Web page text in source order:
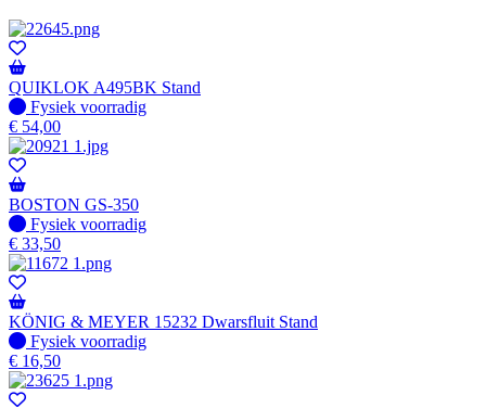
QUIKLOK A495BK Stand
Fysiek voorradig
Fysiek voorradig
€ 54,00
BOSTON GS-350
Fysiek voorradig
Fysiek voorradig
€ 33,50
KÖNIG & MEYER 15232 Dwarsfluit Stand
Fysiek voorradig
Fysiek voorradig
€ 16,50